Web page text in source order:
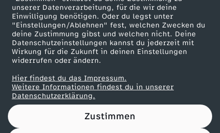
unserer Datenverarbeitung, für die wir deine
Einwilligung benötigen. Oder du legst unter
"Einstellungen/Ablehnen" fest, welchen Zwecken du
deine Zustimmung gibst und welchen nicht. Deine
Datenschutzeinstellungen kannst du jederzeit mit
Wirkung für die Zukunft in deinen Einstellungen
widerrufen oder ändern.
Hier findest du das Impressum.
Weitere Informationen findest du in unserer
Datenschutzerklärung.
Zustimmen
K
a
i
s
r
e
i
m
E
i
s
d
e
s
r
.
d
Mainzelmännchen
Partner